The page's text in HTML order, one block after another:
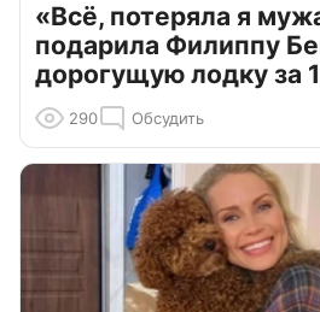
«Всё, потеряла я
подарила Филиппу
дорогущую лодку за
290 Обсудить